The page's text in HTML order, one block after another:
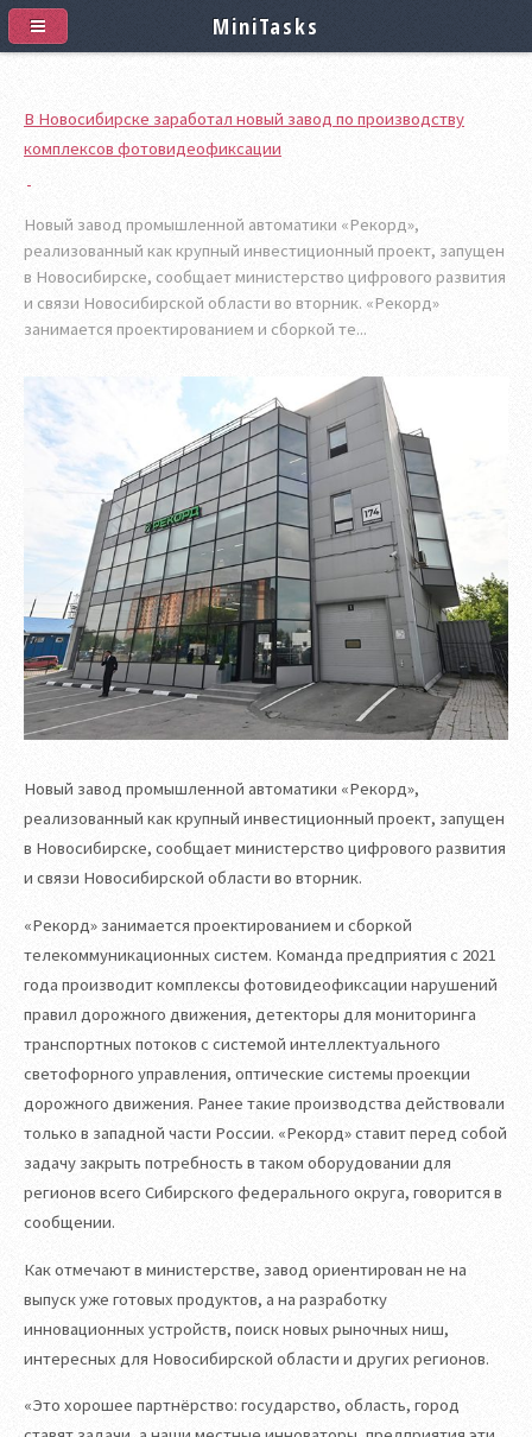
В Новосибирске заработал новый завод по производству
комплексов фотовидеофиксации
Новый завод промышленной автоматики «Рекорд»,
реализованный как крупный инвестиционный проект, запущен
в Новосибирске, сообщает министерство цифрового развития
и связи Новосибирской области во вторник. «Рекорд»
занимается проектированием и сборкой те...
Новый завод промышленной автоматики «Рекорд»,
реализованный как крупный инвестиционный проект, запущен
в Новосибирске, сообщает министерство цифрового развития
и связи Новосибирской области во вторник.
«Рекорд» занимается проектированием и сборкой
телекоммуникационных систем. Команда предприятия с 2021
года производит комплексы фотовидеофиксации нарушений
правил дорожного движения, детекторы для мониторинга
транспортных потоков с системой интеллектуального
светофорного управления, оптические системы проекции
дорожного движения. Ранее такие производства действовали
только в западной части России. «Рекорд» ставит перед собой
задачу закрыть потребность в таком оборудовании для
регионов всего Сибирского федерального округа, говорится в
сообщении.
Как отмечают в министерстве, завод ориентирован не на
выпуск уже готовых продуктов, а на разработку
инновационных устройств, поиск новых рыночных ниш,
интересных для Новосибирской области и других регионов.
«Это хорошее партнёрство: государство, область, город
MiniTasks